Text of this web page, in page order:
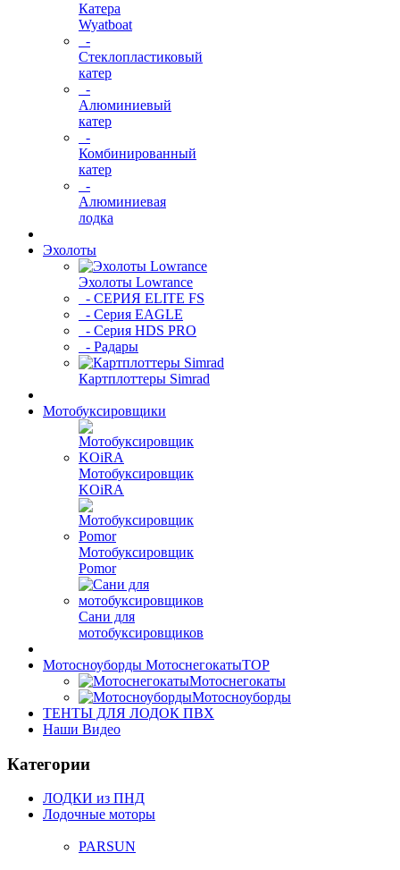
Катера
Wyatboat
-
Cтеклопластиковый
катер
-
Алюминиевый
катер
-
Комбинированный
катер
-
Алюминиевая
лодка
Эхолоты
Эхолоты Lowrance
- СЕРИЯ ELITE FS
- Серия EAGLE
- Серия HDS PRO
- Радары
Картплоттеры Simrad
Мотобуксировщики
Мотобуксировщик
KOiRA
Мотобуксировщик
Pomor
Сани для
мотобуксировщиков
Мотосноуборды МотоснегокатыTOP
Мотоснегокаты
Мотосноуборды
ТЕНТЫ ДЛЯ ЛОДОК ПВХ
Наши Видео
Категории
ЛОДКИ из ПНД
Лодочные моторы
PARSUN